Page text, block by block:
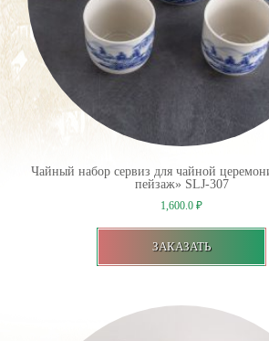
Чайный набор сервиз для чайной
пейзаж» SLJ-307
1,600.0₽
ЗАКАЗАТЬ